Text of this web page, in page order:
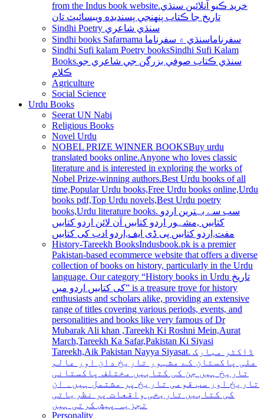
from the Indus book website.خريد ڪيو آنلائين سنڌي
تاريخ جا ڪتاب پنھنجي پسنديده ويبسائيٽ تان
Sindhi Poetry سنڌي شاعري
Sindhi books Safarnama سفرناماسنڌي ۾ سفرناما
Sindhi Sufi kalam Poetry booksSindhi Sufi Kalam
Books.سنڌي ڪتاب صوفي بزرگن جي شاعري جو
ڪلام
Agriculture
Social Science
Urdu Books
Seerat UN Nabi
Religious Books
Novel Urdu
NOBEL PRIZE WINNER BOOKSBuy urdu
translated books online.Anyone who loves classic
literature and is interested in exploring the works of
Nobel Prize-winning authors.Best Urdu books of all
time,Popular Urdu books,Free Urdu books online,Urdu
books pdf,Top Urdu novels,Best Urdu poetry
books,Urdu literature books. سب سے بہترین اردو
کتابیں ,مشہور اردو کتابیں آن لائن اردو کتابیں
مفت,اردو کتابیں پی ڈی ایف,اردو ادب کی کتابیں
History-Tareekh BooksIndusbook.pk is a premier
Pakistan-based ecommerce website that offers a diverse
collection of books on history, particularly in the Urdu
language. Our category “History books in Urdu تاریخ
کی کتابیں اردو میں” is a treasure trove for history
enthusiasts and scholars alike, providing an extensive
range of titles covering various periods, events, and
personalities and books like very famous of Dr
Mubarak Ali khan ,Tareekh Ki Roshni Mein,Aurat
March,Tareekh Ka Safar,Pakistan Ki Siyasi
Tareekh,Aik Pakistan Nayya Siyasat. ڈاکٹر مبارک
علی پاکستان کے مشہور تاریخ دان اور عالم
تاریخ ہیں جن کی کتابیں مختلف پاکستانی
تاریخ اور سب قومی تاریخ پر مشتمل ہیں۔ ان
کی کتابیں تاریخی واقعات پر نظریاتی
تجزیہ پیش کرتی ہیں
Personality